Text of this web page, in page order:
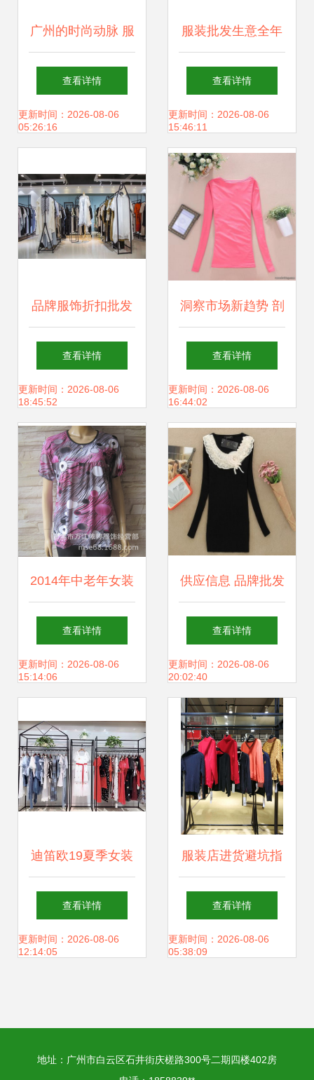
广州的时尚动脉 服
装批发铸就一线城
市韧性
查看详情
更新时间：2026-08-06
05:26:16
服装批发生意全年
十二个月份销售策
略全解析
查看详情
更新时间：2026-08-06
15:46:11
品牌服饰折扣批发
实战技巧与要点全
解析
查看详情
更新时间：2026-08-06
18:45:52
洞察市场新趋势 剖
析低价精品秋冬装
批发现象
查看详情
更新时间：2026-08-06
16:44:02
2014年中老年女装
新品批发与供应指
南
查看详情
更新时间：2026-08-06
15:14:06
供应信息 品牌批发
价格、产品样品与
库存尾货指南（第
二百零六页）
查看详情
更新时间：2026-08-06
20:02:40
迪笛欧19夏季女装
杭州少中淑风连衣
裙品牌折扣批发指
查看详情
更新时间：2026-08-06
12:14:05
服装店进货避坑指
南 新手必知的六大
关键点
查看详情
更新时间：2026-08-06
05:38:09
地址：广州市白云区石井街庆槎路300号二期四楼402房